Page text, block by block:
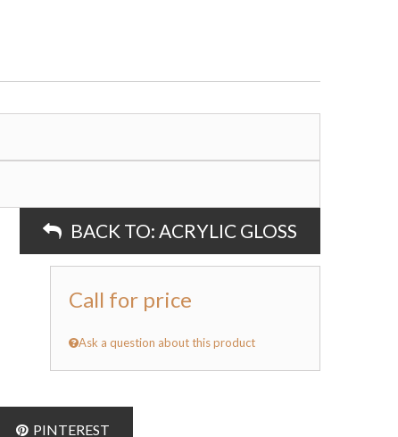
BACK TO: ACRYLIC GLOSS
Call for price
Ask a question about this product
PINTEREST